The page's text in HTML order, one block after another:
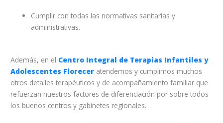
Cumplir con todas las normativas sanitarias y
administrativas.
Además, en el Centro Integral de Terapias Infantiles y
Adolescentes Florecer atendemos y cumplimos muchos
otros detalles terapéuticos y de acompañamiento familiar que
refuerzan nuestros factores de diferenciación por sobre todos
los buenos centros y gabinetes regionales.